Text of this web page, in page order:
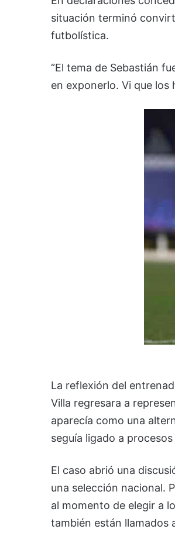
situación terminó
futbolística.
“El tema de Sebastián
en exponerlo. Vi que los
La reflexión del
Villa regresara a
aparecía como una
seguía ligado a
El caso abrió una
una selección nacional.
al momento de elegir a
también están llamados